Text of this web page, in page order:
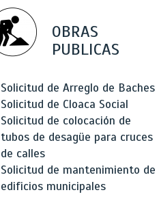
OBRAS
PUBLICAS
Solicitud de Arreglo de Baches
Solicitud de Cloaca Social
Solicitud de colocación de
tubos de desagüe para cruces
de calles
Solicitud de mantenimiento de
edificios municipales